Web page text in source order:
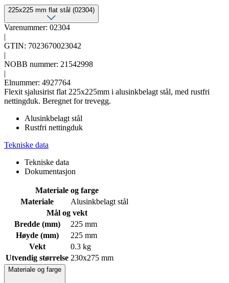
225x225 mm flat stål (02304)
Varenummer: 02304
|
GTIN: 7023670023042
|
NOBB nummer: 21542998
|
Elnummer: 4927764
Flexit sjalusirist flat 225x225mm i alusinkbelagt stål, med rustfri
nettingduk. Beregnet for trevegg.
Alusinkbelagt stål
Rustfri nettingduk
Tekniske data
Tekniske data
Dokumentasjon
Materiale og farge
Materiale
Alusinkbelagt stål
Mål og vekt
Bredde (mm)
225 mm
Høyde (mm)
225 mm
Vekt
0.3 kg
Utvendig størrelse 230x275 mm
Materiale og farge